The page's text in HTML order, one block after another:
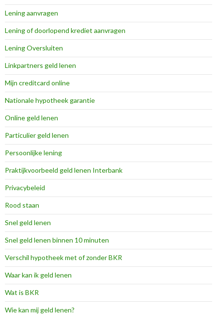
Lening aanvragen
Lening of doorlopend krediet aanvragen
Lening Oversluiten
Linkpartners geld lenen
Mijn creditcard online
Nationale hypotheek garantie
Online geld lenen
Particulier geld lenen
Persoonlijke lening
Praktijkvoorbeeld geld lenen Interbank
Privacybeleid
Rood staan
Snel geld lenen
Snel geld lenen binnen 10 minuten
Verschil hypotheek met of zonder BKR
Waar kan ik geld lenen
Wat is BKR
Wie kan mij geld lenen?